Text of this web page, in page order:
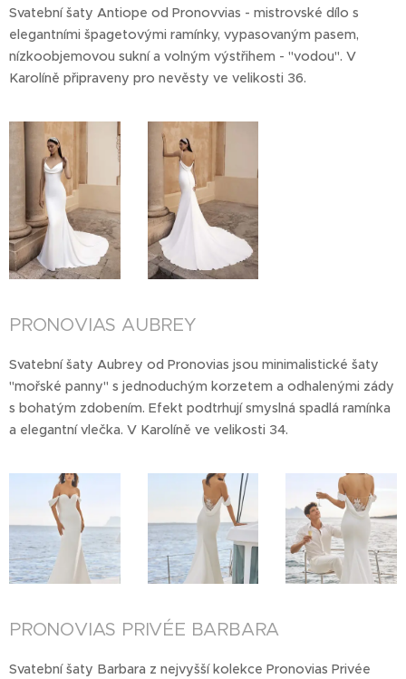
Svatební šaty Antiope od Pronovvias - mistrovské dílo s
elegantními špagetovými ramínky, vypasovaným pasem,
nízkoobjemovou sukní a volným výstřihem - "vodou". V
Karolíně připraveny pro nevěsty ve velikosti 36.
PRONOVIAS AUBREY
Svatební šaty Aubrey od Pronovias jsou minimalistické šaty
"mořské panny" s jednoduchým korzetem a odhalenými zády
s bohatým zdobením. Efekt podtrhují smyslná spadlá ramínka
a elegantní vlečka. V Karolíně ve velikosti 34.
PRONOVIAS PRIVÉE BARBARA
Svatební šaty Barbara z nejvyšší kolekce Pronovias Privée